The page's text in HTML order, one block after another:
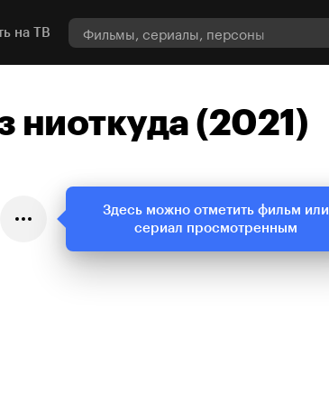
на ТВ
ниоткуда (2021)
Здесь можно отметить фильм или
сериал просмотренным